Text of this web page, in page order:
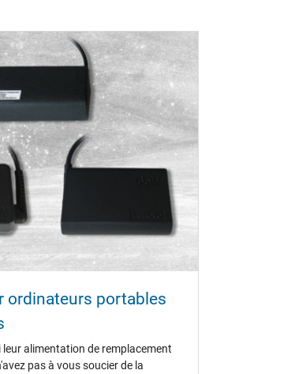
ordinateurs portables
alimentation de remplacement
pas à vous soucier de la